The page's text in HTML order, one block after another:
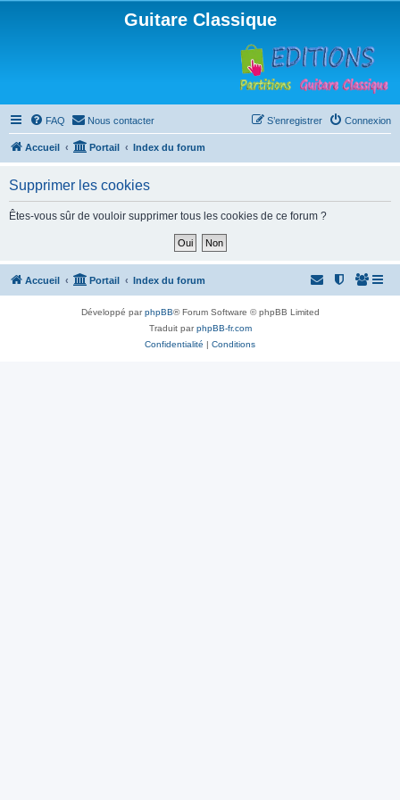
Guitare Classique
FAQ Nous contacter Connexion
S’enregistrer
Accueil Portail Index du forum
Supprimer les cookies
Êtes-vous sûr de vouloir supprimer tous les cookies de ce forum ?
Accueil Portail Index du forum
Développé parphpBB® Forum Software © phpBB Limited
Traduit parphpBB-fr.com
Confidentialité | Conditions